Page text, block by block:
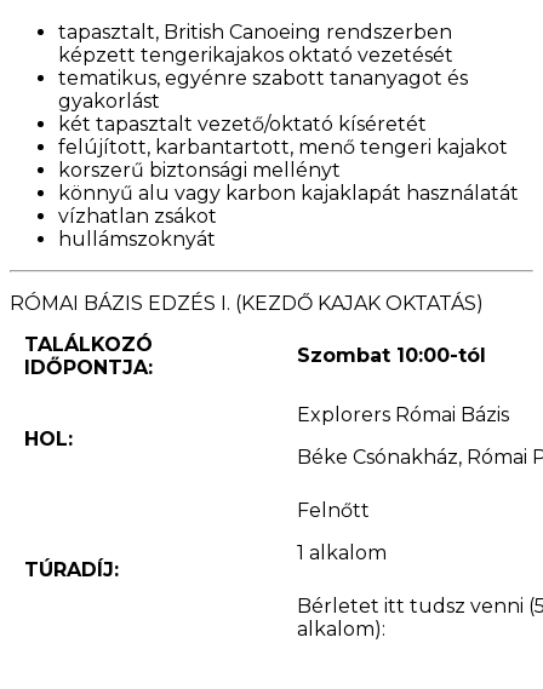
tapasztalt, British Canoeing rendszerben
képzett tengerikajakos oktató vezetését
tematikus, egyénre szabott tananyagot és
gyakorlást
két tapasztalt vezető/oktató kíséretét
felújított, karbantartott, menő tengeri kajakot
korszerű biztonsági mellényt
könnyű alu vagy karbon kajaklapát használatát
vízhatlan zsákot
hullámszoknyát
RÓMAI BÁZIS EDZÉS I. (KEZDŐ KAJAK OKTATÁS)
TALÁLKOZÓ
IDŐPONTJA:
Szombat 10:00-tól
HOL:
Explorers Római Bázis
Béke Csónakház, Római
TÚRADÍJ:
Felnőtt
1 alkalom
Bérletet itt tudsz venni
alkalom):